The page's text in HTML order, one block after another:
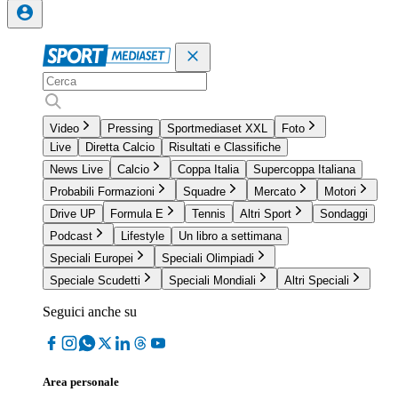
Video Pressing Sportmediaset XXL
Foto
Live
Diretta Calcio
Risultati e Classifiche
News Live
Calcio Coppa Italia
Supercoppa Italiana
Probabili Formazioni
Squadre Mercato
Motori
Drive UP
Formula E Tennis Altri Sport
Sondaggi
Podcast
Lifestyle
Un libro a settimana
Speciali Europei
Speciali Olimpiadi
Speciale Scudetti
Speciali Mondiali Altri Speciali
Seguici anche su
Area personale